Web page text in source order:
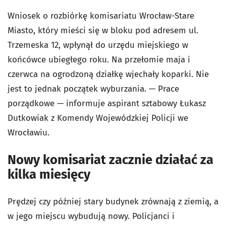
Wniosek o rozbiórkę komisariatu Wrocław-Stare
Miasto, który mieści się w bloku pod adresem ul.
Trzemeska 12, wpłynął do urzędu miejskiego w
końcówce ubiegłego roku. Na przełomie maja i
czerwca na ogrodzoną działkę wjechały koparki. Nie
jest to jednak początek wyburzania. — Prace
porządkowe — informuje aspirant sztabowy Łukasz
Dutkowiak z Komendy Wojewódzkiej Policji we
Wrocławiu.
Nowy komisariat zacznie działać za
kilka miesięcy
Prędzej czy później stary budynek zrównają z ziemią, a
w jego miejscu wybudują nowy. Policjanci i